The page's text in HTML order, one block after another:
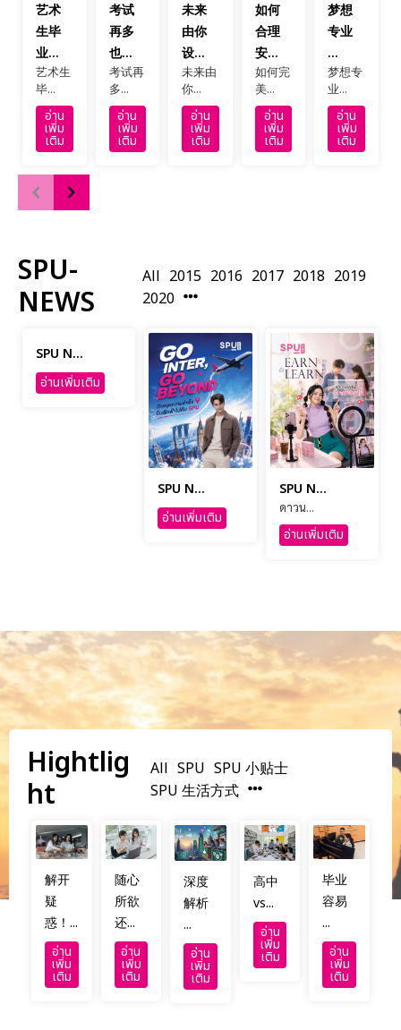
艺术
生毕
业...
艺术生
毕...
อ่าน
เพิ่ม
เติม
考试
再多
也...
考试再
多...
อ่าน
เพิ่ม
เติม
未来
由你
设...
未来由
你...
อ่าน
เพิ่ม
เติม
如何
合理
安...
如何完
美...
อ่าน
เพิ่ม
เติม
梦想
专业
...
梦想专
业...
อ่าน
เพิ่ม
เติม
SPU-
NEWS
All 2015 2016 2017 2018 2019
2020
SPU N...
อ่านเพิ่มเติม
SPU N...
อ่านเพิ่มเติม
SPU N...
ดาวน...
อ่านเพิ่มเติม
Hightlig
ht
All SPU SPU 小贴士
SPU 生活方式
解开
疑
惑！...
อ่าน
เพิ่ม
เติม
随心
所欲
还...
อ่าน
เพิ่ม
เติม
深度
解析
...
อ่าน
เพิ่ม
เติม
高中
vs...
อ่าน
เพิ่ม
เติม
毕业
容易
...
อ่าน
เพิ่ม
เติม